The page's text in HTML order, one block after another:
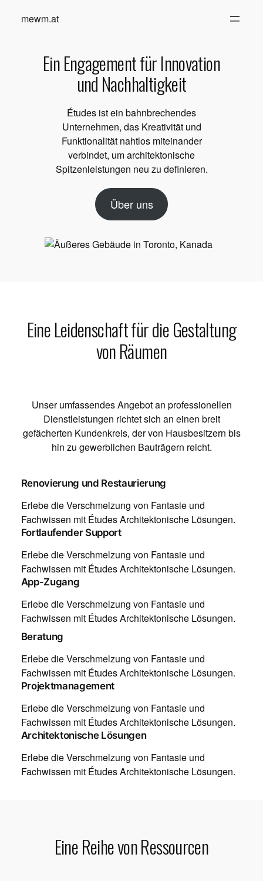
Inhaltmewm.at
Ein Engagement für Innovation
und Nachhaltigkeit
Études ist ein bahnbrechendes
Unternehmen, das Kreativität und
Funktionalität nahtlos miteinander
verbindet, um architektonische
Spitzenleistungen neu zu definieren.
Über uns
Eine Leidenschaft für die Gestaltung
von Räumen
Unser umfassendes Angebot an professionellen
Dienstleistungen richtet sich an einen breit
gefächerten Kundenkreis, der von Hausbesitzern bis
hin zu gewerblichen Bauträgern reicht.
Renovierung und Restaurierung
Erlebe die Verschmelzung von Fantasie und
Fachwissen mit Études Architektonische Lösungen.
Fortlaufender Support
Erlebe die Verschmelzung von Fantasie und
Fachwissen mit Études Architektonische Lösungen.
App-Zugang
Erlebe die Verschmelzung von Fantasie und
Fachwissen mit Études Architektonische Lösungen.
Beratung
Erlebe die Verschmelzung von Fantasie und
Fachwissen mit Études Architektonische Lösungen.
Projektmanagement
Erlebe die Verschmelzung von Fantasie und
Fachwissen mit Études Architektonische Lösungen.
Architektonische Lösungen
Erlebe die Verschmelzung von Fantasie und
Fachwissen mit Études Architektonische Lösungen.
Eine Reihe von Ressourcen